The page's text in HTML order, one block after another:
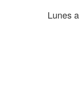
Lunes